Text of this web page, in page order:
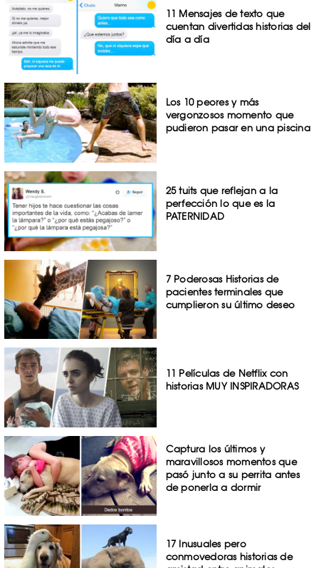
11 Mensajes de texto que
cuentan divertidas historias del
día a día
Los 10 peores y más
vergonzosos momento que
pudieron pasar en una piscina
25 tuits que reflejan a la
perfección lo que es la
PATERNIDAD
7 Poderosas Historias de
pacientes terminales que
cumplieron su último deseo
11 Películas de Netflix con
historias MUY INSPIRADORAS
Captura los últimos y
maravillosos momentos que
pasó junto a su perrita antes
de ponerla a dormir
17 Inusuales pero
conmovedoras historias de